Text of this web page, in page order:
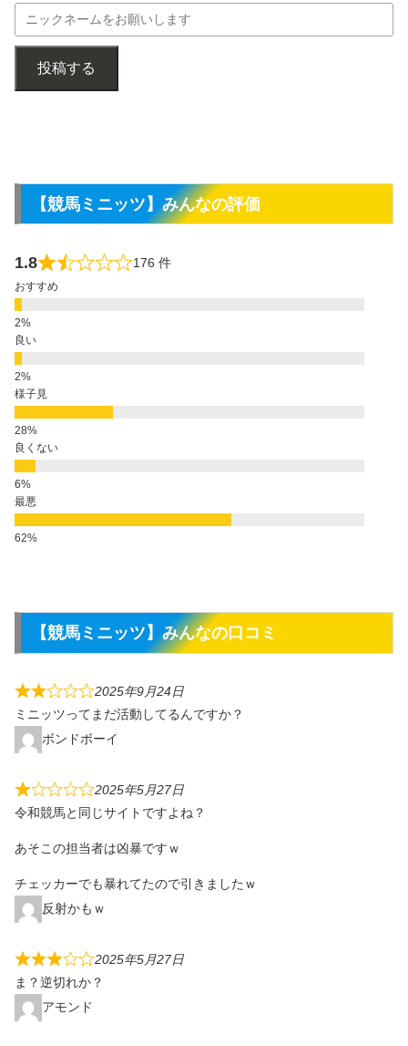
投稿する
【競馬ミニッツ】みんなの評価
1.8 176 件
おすすめ
良い
様子見
良くない
最悪
【競馬ミニッツ】みんなの口コミ
2025年9月24日
ミニッツってまだ活動してるんですか？
ボンドボーイ
2025年5月27日
令和競馬と同じサイトですよね？
あそこの担当者は凶暴ですｗ
チェッカーでも暴れてたので引きましたｗ
反射かもｗ
2025年5月27日
ま？逆切れか？
アモンド